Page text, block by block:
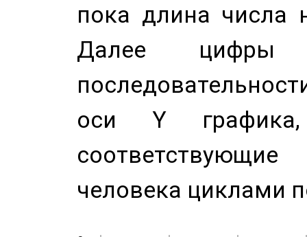
пока длина числа
Далее цифры
оси Y
человека циклами